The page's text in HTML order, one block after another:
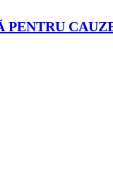
PENTRU